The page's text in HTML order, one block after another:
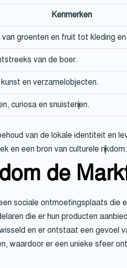
Kenmerken
groenten en fruit tot kleding en
van de boer.
en verzamelobjecten.
curiosa en snuisterijen.
van de lokale identiteit en
en een bron van culturele rijkdom.
de
sociale ontmoetingsplaats die
die er hun producten
en er ontstaat een gevoel
waardoor er een unieke sfeer